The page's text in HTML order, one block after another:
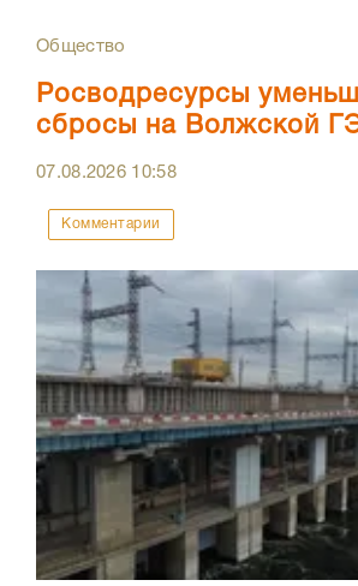
Общество
Росводресурсы
сбросы на Волжской
07.08.2026 10:58
Комментарии